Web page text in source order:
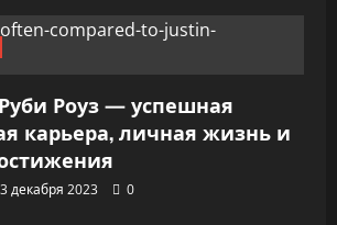
Роуз — успешная
карьера, личная жизнь и
3 декабря 2023 0